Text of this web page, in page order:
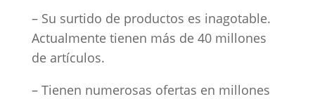
– Su surtido de productos es inagotable.
Actualmente tienen más de 40 millones
de artículos.
– Tienen numerosas ofertas en millones